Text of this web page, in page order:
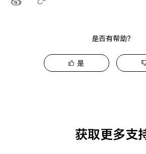
是否有帮助？
是
获取更多支